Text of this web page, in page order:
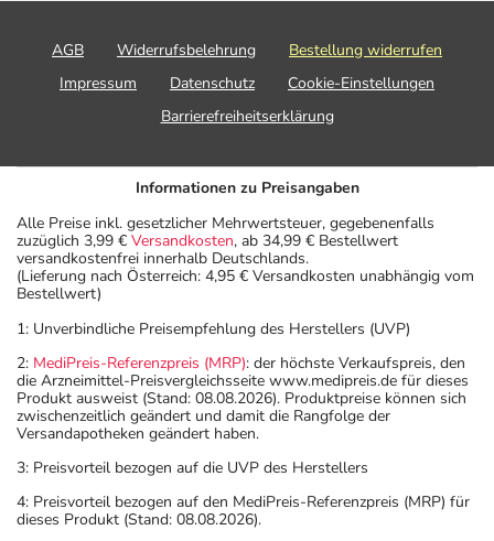
AGB Widerrufsbelehrung
Bestellung widerrufen
Impressum
Datenschutz
Cookie-Einstellungen
Barrierefreiheitserklärung
Informationen zu Preisangaben
Alle Preise inkl. gesetzlicher Mehrwertsteuer, gegebenenfalls
zuzüglich 3,99 € Versandkosten, ab 34,99 € Bestellwert
versandkostenfrei innerhalb Deutschlands.
(Lieferung nach Österreich: 4,95 € Versandkosten unabhängig vom
Bestellwert)
1: Unverbindliche Preisempfehlung des Herstellers (UVP)
2: MediPreis-Referenzpreis (MRP): der höchste Verkaufspreis, den
die Arzneimittel-Preisvergleichsseite www.medipreis.de für dieses
Produkt ausweist (Stand: 08.08.2026). Produktpreise können sich
zwischenzeitlich geändert und damit die Rangfolge der
Versandapotheken geändert haben.
3: Preisvorteil bezogen auf die UVP des Herstellers
4: Preisvorteil bezogen auf den MediPreis-Referenzpreis (MRP) für
dieses Produkt (Stand: 08.08.2026).